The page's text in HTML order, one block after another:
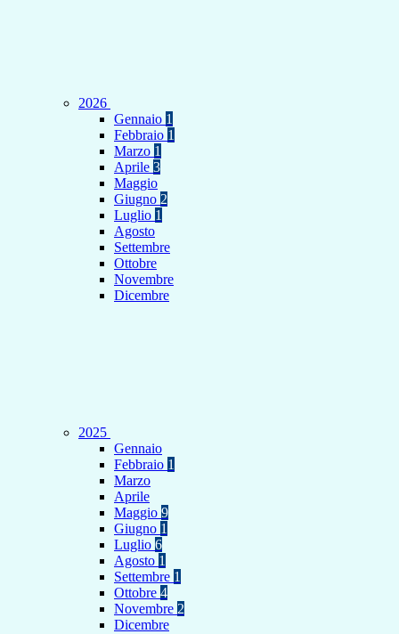
2026
Gennaio 1
Febbraio 1
Marzo 1
Aprile 3
Maggio
Giugno 2
Luglio 1
Agosto
Settembre
Ottobre
Novembre
Dicembre
2025
Gennaio
Febbraio 1
Marzo
Aprile
Maggio 9
Giugno 1
Luglio 6
Agosto 1
Settembre 1
Ottobre 4
Novembre 2
Dicembre